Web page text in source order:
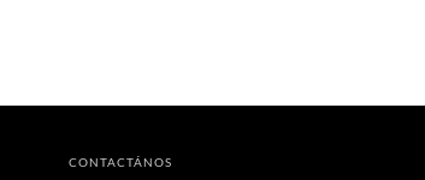
CONTACTÁNOS